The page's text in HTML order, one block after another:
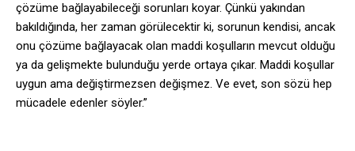
çözüme bağlayabileceği sorunları koyar. Çünkü yakından
bakıldığında, her zaman görülecektir ki, sorunun kendisi, ancak
onu çözüme bağlayacak olan maddi koşulların mevcut olduğu
ya da gelişmekte bulunduğu yerde ortaya çıkar. Maddi koşullar
uygun ama değiştirmezsen değişmez. Ve evet, son sözü hep
mücadele edenler söyler.”